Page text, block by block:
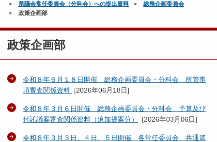
県議会常任委員会（分科会）への提出資料
総務企画委員会
政策企画部
政策企画部
令和８年６月１８日開催 総務企画委員会・分科会 所管事
項審査関係資料 [2026年06月18日]
令和８年３月６日開催 総務企画委員会・分科会 予算及び
付託議案審査関係資料（追加提案分）
[2026年03月06日]
令和８年３月３日、４日、５日開催 各常任委員会 共通資